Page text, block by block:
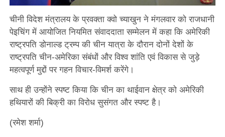
चीनी विदेश मंत्रालय के प्रवक्ता क्वो च्याखुन ने मंगलवार को राजधानी
पेइचिंग में आयोजित नियमित संवाददाता सम्मेलन में कहा कि अमेरिकी
राष्ट्रपति डोनाल्ड ट्रम्प की चीन यात्रा के दौरान दोनों देशों के
राष्ट्रपति चीन-अमेरिका संबंधों और विश्व शांति एवं विकास से जुड़े
महत्वपूर्ण मुद्दों पर गहन विचार-विमर्श करेंगे।
साथ ही उन्होंने स्पष्ट किया कि चीन का थाईवान क्षेत्र को अमेरिकी
हथियारों की बिक्री का विरोध सुसंगत और स्पष्ट है।
(रमेश शर्मा)